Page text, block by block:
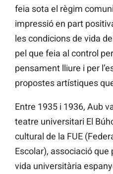
feia sota el règim
impressió en part
les condicions de vida
pel que feia al control
pensament lliure i per
propostes artístiques
Entre 1935 i 1936, Aub
teatre universitari El
cultural de la FUE
Escolar), associació
vida universitària